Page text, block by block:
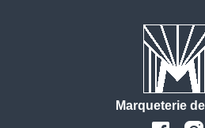
Marqueterie